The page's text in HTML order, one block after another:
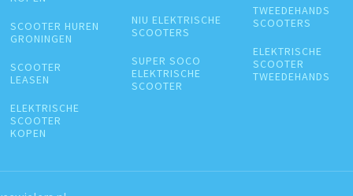
SCOOTER HUREN
GRONINGEN
SCOOTER
LEASEN
ELEKTRISCHE
SCOOTER
KOPEN
NIU ELEKTRISCHE
SCOOTERS
SUPER SOCO
ELEKTRISCHE
SCOOTER
TWEEDEHANDS
SCOOTERS
ELEKTRISCHE
SCOOTER
TWEEDEHANDS